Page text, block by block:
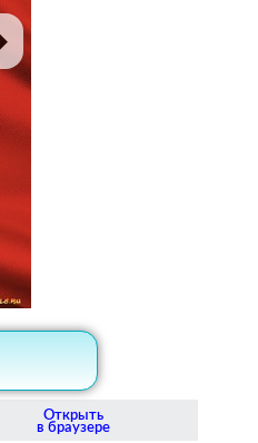
Открыть
в браузере